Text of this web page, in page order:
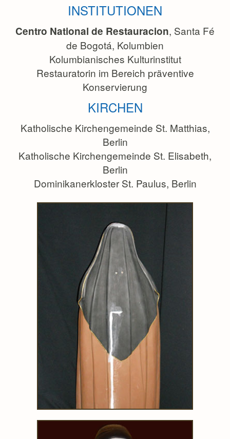
INSTITUTIONEN
Centro National de Restauracion, Santa Fé
de Bogotá, Kolumbien
Kolumbianisches Kulturinstitut
Restauratorin im Bereich präventive
Konservierung
KIRCHEN
Katholische Kirchengemeinde St. Matthias,
Berlin
Katholische Kirchengemeinde St. Elisabeth,
Berlin
Dominikanerkloster St. Paulus, Berlin